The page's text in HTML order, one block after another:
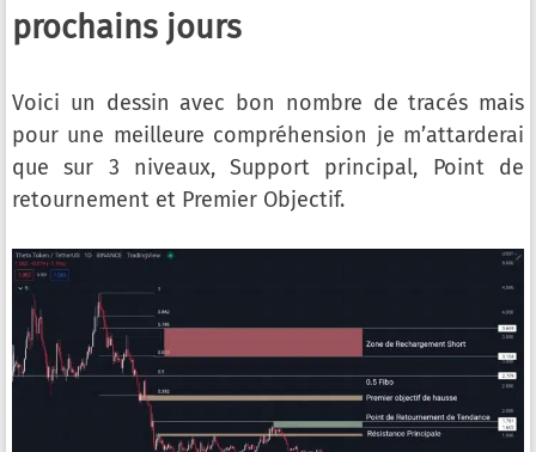
prochains jours
Voici un dessin avec bon nombre de tracés mais
pour une meilleure compréhension je m’attarderai
que sur 3 niveaux, Support principal, Point de
retournement et Premier Objectif.